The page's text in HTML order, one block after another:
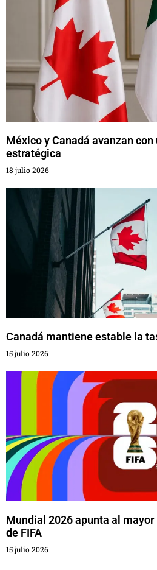
México y Canadá avanzan
estratégica
18 julio 2026
Canadá mantiene estable la
15 julio 2026
Mundial 2026 apunta al
de FIFA
15 julio 2026